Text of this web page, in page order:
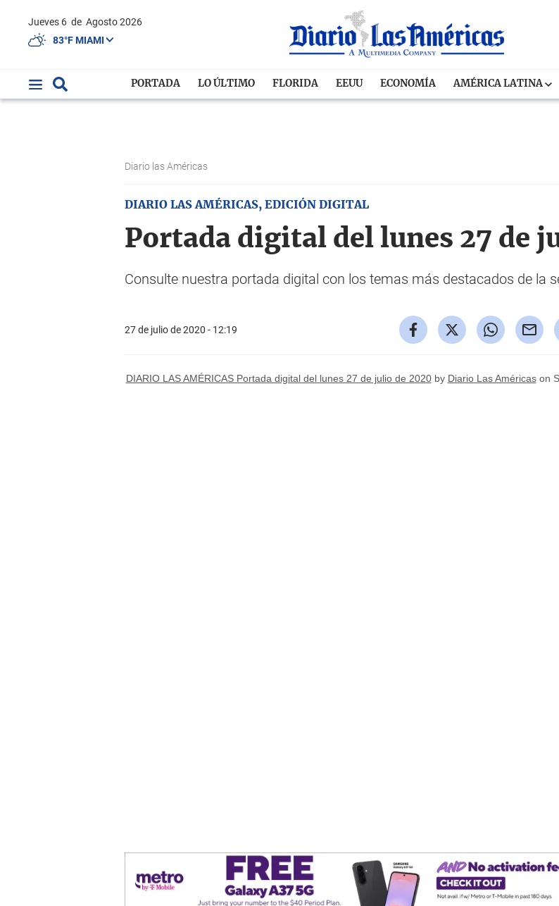
Jueves 6 de Agosto 2026
83°F MIAMI
PORTADA LO ÚLTIMO FLORIDA EEUU ECONOMÍA AMÉRICA LATINA
Diario las Américas
DIARIO LAS AMÉRICAS, EDICIÓN DIGITAL
Portada digital del lunes 27 de
Consulte nuestra portada digital con los temas más destacados de la
27 de julio de 2020 - 12:19
DIARIO LAS AMÉRICAS Portada digital del lunes 27 de julio de 2020by Diario Las Américason